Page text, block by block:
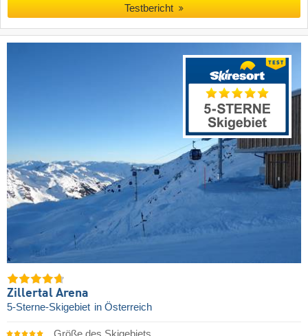
Testbericht
Zillertal Arena
5-Sterne-Skigebiet in Österreich